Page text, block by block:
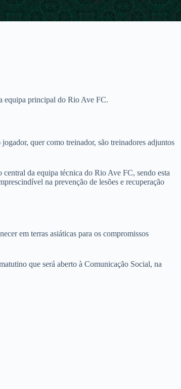
equipa principal do Rio Ave FC.
quer como treinador, são treinadores adjuntos
da equipa técnica do Rio Ave FC, sendo esta
na prevenção de lesões e recuperação
em terras asiáticas para os compromissos
que será aberto à Comunicação Social, na